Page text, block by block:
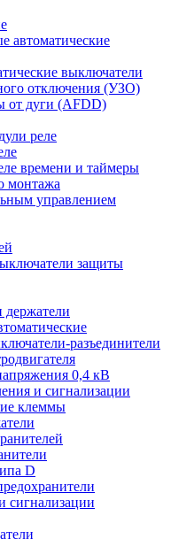
автоматические
выключатели
отключения (УЗО)
от дуги (AFDD)
реле
времени и таймеры
монтажа
управлением
защиты
держатели
разъединители
0,4 кВ
и сигнализации
клеммы
D
сигнализации